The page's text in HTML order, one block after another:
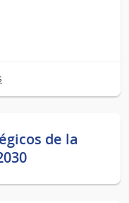
de la